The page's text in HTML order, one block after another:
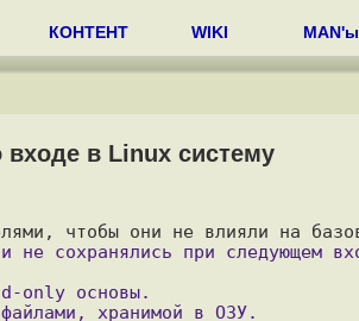
КОНТЕНТ WIKI MAN'ы
входе в Linux систему